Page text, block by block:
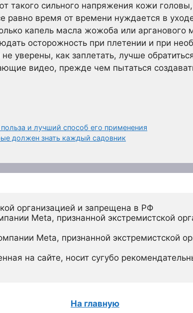
такого сильного напряжения кожи
равно время от времени нуждается в
капель масла жожоба или арганового
осторожность при плетении и при
уверены, как заплетать, лучше
видео, прежде чем пытаться
и лучший способ его применения
должен знать каждый садовник
организацией и запрещена в РФ
Meta, признанной экстремистской
Meta, признанной экстремистской
на сайте, носит сугубо
На главную